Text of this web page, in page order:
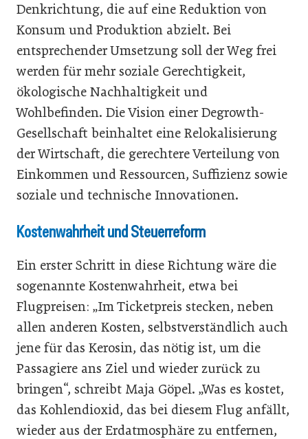
Denk­richtung, die auf eine Reduktion von
Konsum und Produktion abzielt. Bei
entsprechender Umsetzung soll der Weg frei
werden für mehr soziale Gerechtigkeit,
ökologische Nachhaltigkeit und
Wohlbefinden. Die Vision einer Degrowth-
Gesellschaft beinhaltet eine Relokalisierung
der Wirtschaft, die gerechtere Verteilung von
Einkommen und Ressourcen, ­Suffizienz sowie
soziale und technische Innovationen.
Kostenwahrheit und Steuerreform
Ein erster Schritt in diese Richtung wäre die
sogenannte Kostenwahrheit, etwa bei
Flugpreisen: „Im Ticketpreis stecken, neben
allen anderen Kosten, selbstverständlich auch
jene für das Kerosin, das nötig ist, um die
Passagiere ans Ziel und wieder zurück zu
bringen“, schreibt Maja Göpel. „Was es kostet,
das Kohlendioxid, das bei diesem Flug anfällt,
wieder aus der Erdatmosphäre zu entfernen,